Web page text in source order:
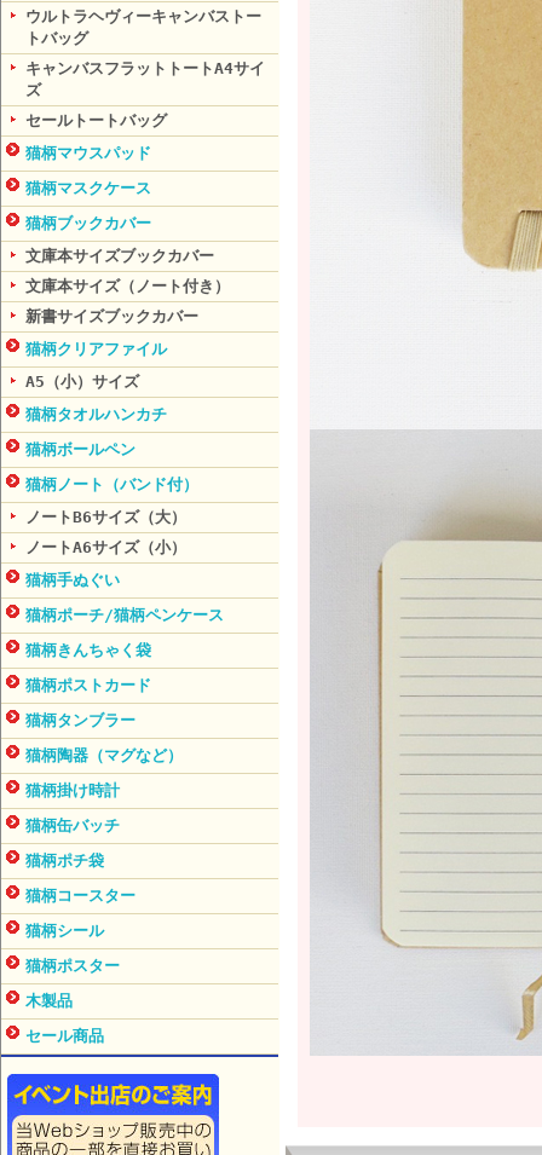
ウルトラヘヴィーキャンバストー
トバッグ
キャンバスフラットトートA4サイ
ズ
セールトートバッグ
猫柄マウスパッド
猫柄マスクケース
猫柄ブックカバー
文庫本サイズブックカバー
文庫本サイズ（ノート付き）
新書サイズブックカバー
猫柄クリアファイル
A5（小）サイズ
猫柄タオルハンカチ
猫柄ボールペン
猫柄ノート（バンド付）
ノートB6サイズ（大）
ノートA6サイズ（小）
猫柄手ぬぐい
猫柄ポーチ/猫柄ペンケース
猫柄きんちゃく袋
猫柄ポストカード
猫柄タンブラー
猫柄陶器（マグなど）
猫柄掛け時計
猫柄缶バッチ
猫柄ポチ袋
猫柄コースター
猫柄シール
猫柄ポスター
木製品
セール商品